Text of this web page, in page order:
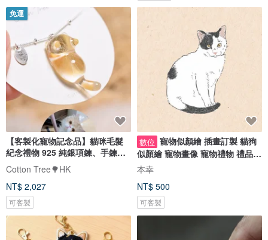
免運
【客製化寵物記念品】貓咪毛髮
紀念禮物 925 純銀項鍊、手鍊飾
品
Cotton Tree🌳HK
NT$ 2,027
可客製
數位 寵物似顏繪 插畫訂製 貓狗
似顏繪 寵物畫像 寵物禮物 禮品
紀念品
本幸
NT$ 500
可客製